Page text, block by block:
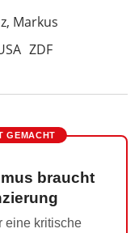
Markus
ZDF
GEMACHT
braucht
eine kritische